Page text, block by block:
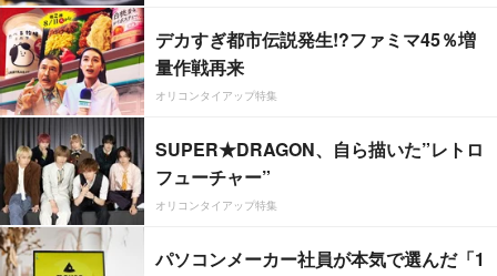
デカすぎ都市伝説発生!?ファミマ45％増
量作戦再来
オリコンタイアップ特集
SUPER★DRAGON、自ら描いた”レトロ
フューチャー”
オリコンタイアップ特集
パソコンメーカー社員が本気で選んだ「1